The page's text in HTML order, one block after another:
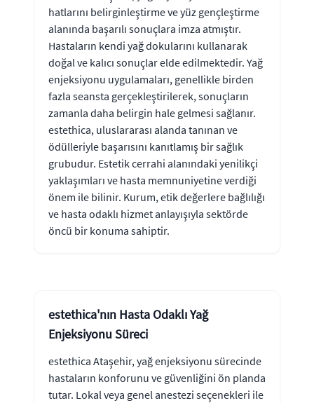
hatlarını belirginleştirme ve yüz gençleştirme
alanında başarılı sonuçlara imza atmıştır.
Hastaların kendi yağ dokularını kullanarak
doğal ve kalıcı sonuçlar elde edilmektedir. Yağ
enjeksiyonu uygulamaları, genellikle birden
fazla seansta gerçekleştirilerek, sonuçların
zamanla daha belirgin hale gelmesi sağlanır.
estethica, uluslararası alanda tanınan ve
ödülleriyle başarısını kanıtlamış bir sağlık
grubudur. Estetik cerrahi alanındaki yenilikçi
yaklaşımları ve hasta memnuniyetine verdiği
önem ile bilinir. Kurum, etik değerlere bağlılığı
ve hasta odaklı hizmet anlayışıyla sektörde
öncü bir konuma sahiptir.
estethica'nın Hasta Odaklı Yağ
Enjeksiyonu Süreci
estethica Ataşehir, yağ enjeksiyonu sürecinde
hastaların konforunu ve güvenliğini ön planda
tutar. Lokal veya genel anestezi seçenekleri ile